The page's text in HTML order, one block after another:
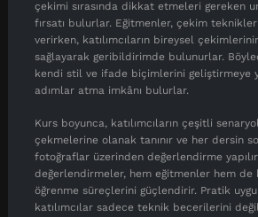
çekimi sırasında dikkat etmeleri gereken
fırsatı bulurlar. Eğitmenler, çekim
verirken, katılımcıların bireysel
sağlayarak geribildirimde bulunurlar.
kendi stil ve ifade biçimlerini geliştirmeye
adımlar atma imkânı bulurlar.
Kurs boyunca, katılımcıların çeşitli
çekmelerine olanak tanınır ve her dersin
fotoğraflar üzerinden değerlendirme
değerlendirmeler, hem eğitmenler hem de
öğrenme süreçlerini güçlendirir. Pratik
katılımcılar sadece teknik becerilerini